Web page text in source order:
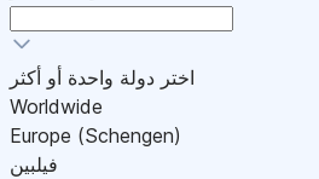
اختر دولة واحدة أو أكثر
Worldwide
Europe (Schengen)
فيلبين